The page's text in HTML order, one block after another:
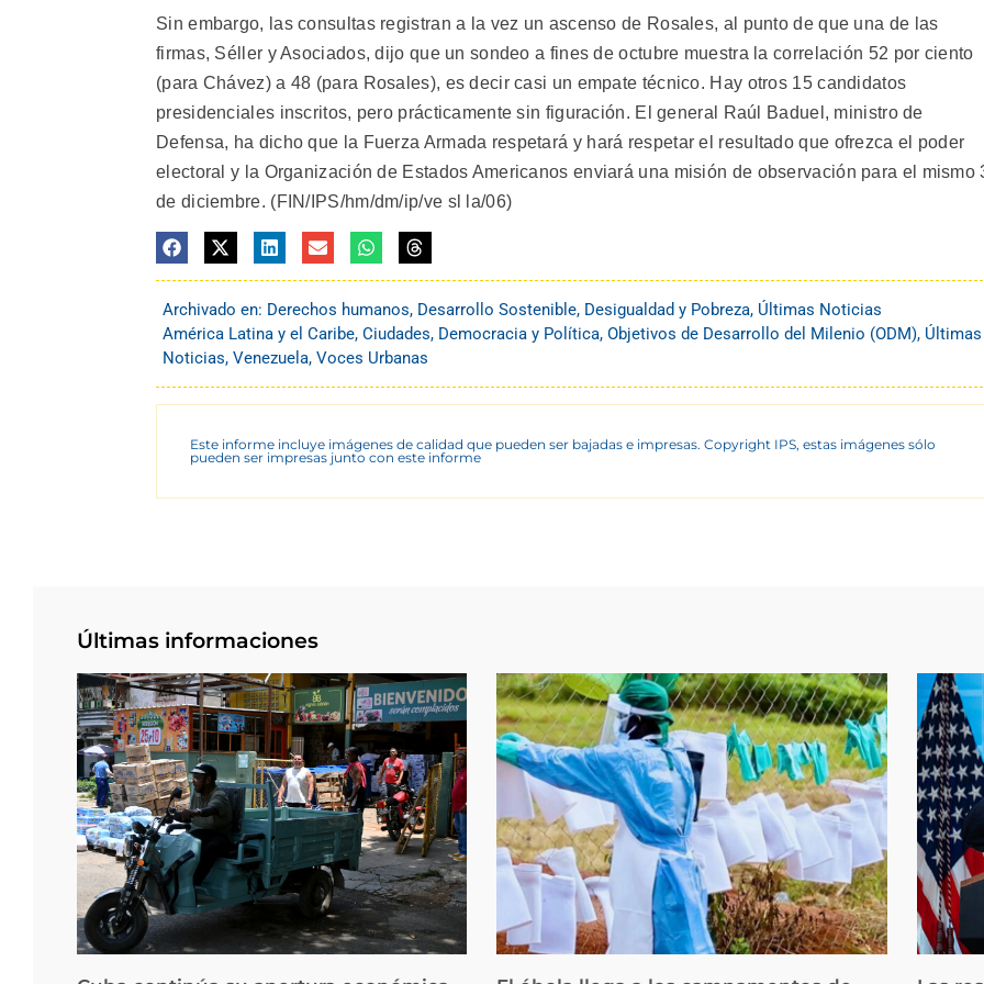
Sin embargo, las consultas registran a la vez un ascenso de Rosales, al punto de que una de las
firmas, Séller y Asociados, dijo que un sondeo a fines de octubre muestra la correlación 52 por ciento
(para Chávez) a 48 (para Rosales), es decir casi un empate técnico. Hay otros 15 candidatos
presidenciales inscritos, pero prácticamente sin figuración. El general Raúl Baduel, ministro de
Defensa, ha dicho que la Fuerza Armada respetará y hará respetar el resultado que ofrezca el poder
electoral y la Organización de Estados Americanos enviará una misión de observación para el mismo
de diciembre. (FIN/IPS/hm/dm/ip/ve sl la/06)
Archivado en: Derechos humanos, Desarrollo Sostenible, Desigualdad y Pobreza, Últimas Noticias
América Latina y el Caribe, Ciudades, Democracia y Política, Objetivos de Desarrollo del Milenio (ODM), Últimas
Noticias, Venezuela, Voces Urbanas
Este informe incluye imágenes de calidad que pueden ser bajadas e impresas. Copyright IPS, estas imágenes sólo
pueden ser impresas junto con este informe
Últimas informaciones